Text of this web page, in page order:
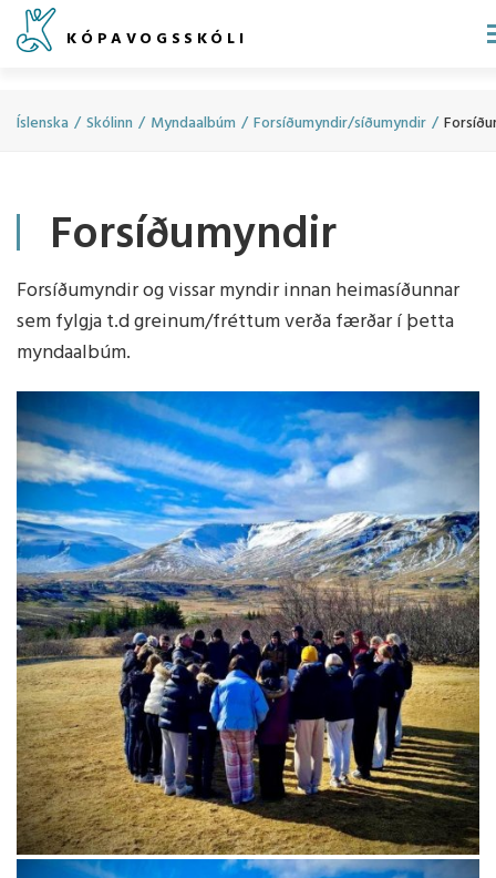
Fara
í
KÓPAVOGSSKÓLI
Íslenska / Skólinn / Myndaalbúm / Forsíðumyndir/síðumyndir /
Forsíðumyndir
Forsíðumyndir og vissar myndir innan heimasíðunnar
sem fylgja t.d greinum/fréttum verða færðar í þetta
myndaalbúm.